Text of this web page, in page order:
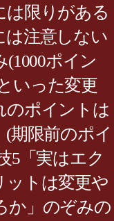
は限りがある
は注意しない
ポイン
いった変更
のポイントは
期限前のポイ
5「実はエク
ットは変更や
か」のぞみの